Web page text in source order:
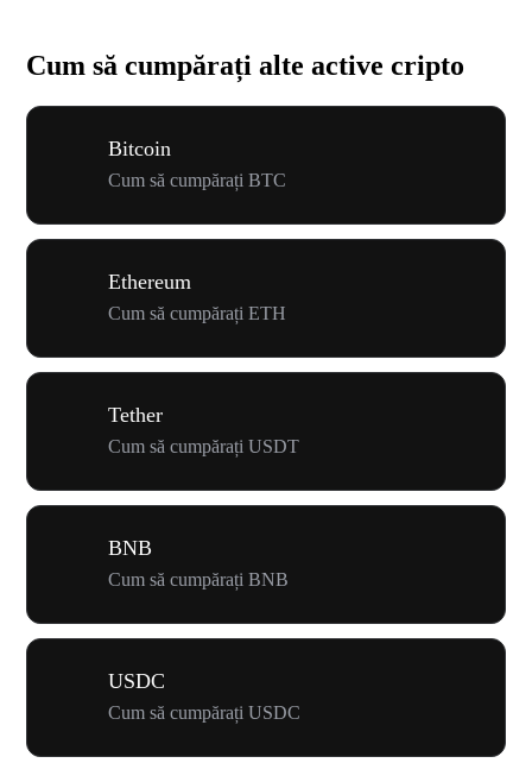
Cum să cumpărați alte active cripto
Bitcoin
Cum să cumpărați BTC
Ethereum
Cum să cumpărați ETH
Tether
Cum să cumpărați USDT
BNB
Cum să cumpărați BNB
USDC
Cum să cumpărați USDC